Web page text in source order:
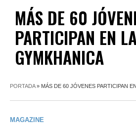
MÁS DE 60
PARTICIPAN EN
GYMKHANICA
PORTADA» MÁS DE 60 JÓVENES PARTICIPAN
MAGAZINE